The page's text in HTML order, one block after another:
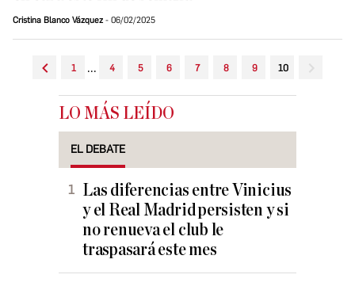
Cristina Blanco Vázquez 06/02/2025
1 ... 4 5 6 7 8 9 10
LO MÁS LEÍDO
EL DEBATE
Las diferencias entre Vinicius
y el Real Madrid persisten y si
no renueva el club le
traspasará este mes